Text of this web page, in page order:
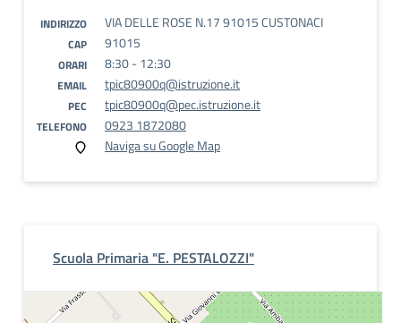
INDIRIZZO VIA DELLE ROSE N.17 91015 CUSTONACI
CAP 91015
ORARI 8:30 - 12:30
EMAIL tpic80900q@istruzione.it
PEC tpic80900q@pec.istruzione.it
TELEFONO
0923 1872080
Naviga su Google Map
Scuola Primaria "E. PESTALOZZI"